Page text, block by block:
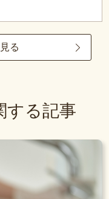
る
する記事